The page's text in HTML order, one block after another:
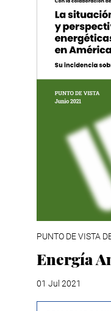
PUNTO DE VISTA
Energía
01 Jul 2021